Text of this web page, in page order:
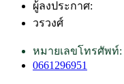
ผู้ลงประกาศ:
วรวงศ์
หมายเลขโทรศัพท์:
0661296951